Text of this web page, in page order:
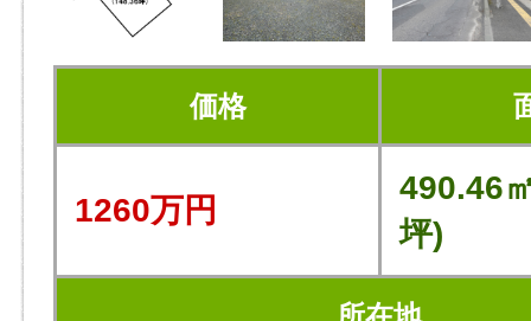
価格
1260万円
490.46
坪)